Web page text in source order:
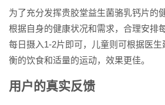
为了充分发挥贵胶堂益生菌骆乳钙片的
根据自身的健康状况和需求，合理安排
每日摄入1-2片即可，儿童则可根据医
衡的饮食和适量的运动，效果更佳。
用户的真实反馈